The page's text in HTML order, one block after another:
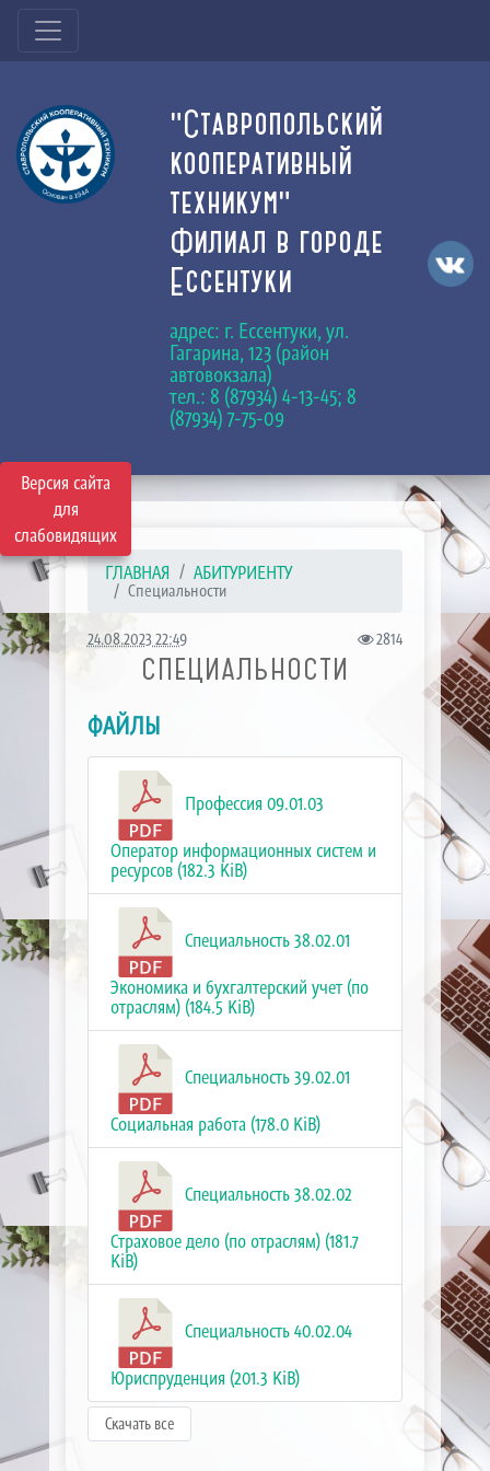
Версия сайта
для
слабовидящих
"Ставропольский
кооперативный
техникум"
Филиал в городе
Ессентуки
адрес: г. Ессентуки, ул.
Гагарина, 123 (район
автовокзала)
тел.: 8 (87934) 4-13-45; 8
(87934) 7-75-09
ГЛАВНАЯ АБИТУРИЕНТУ
Специальности
24.08.2023 22:49 2814
СПЕЦИАЛЬНОСТИ
ФАЙЛЫ
Профессия 09.01.03
Оператор информационных систем и
ресурсов (182.3 KiB)
Специальность 38.02.01
Экономика и бухгалтерский учет (по
отраслям) (184.5 KiB)
Специальность 39.02.01
Социальная работа (178.0 KiB)
Специальность 38.02.02
Страховое дело (по отраслям) (181.7
KiB)
Специальность 40.02.04
Юриспруденция (201.3 KiB)
Скачать все